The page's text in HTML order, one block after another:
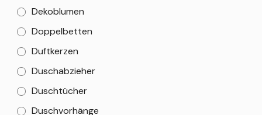
Dekoblumen
Doppelbetten
Duftkerzen
Duschabzieher
Duschtücher
Duschvorhänge